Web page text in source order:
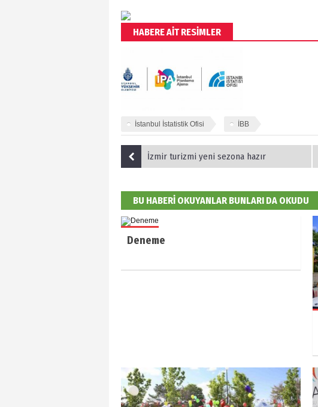
HABERE AİT RESİMLER
İstanbul İstatistik Ofisi İBB
İzmir turizmi yeni sezona hazır
BU HABERİ OKUYANLAR BUNLARI DA OKUDU
Deneme